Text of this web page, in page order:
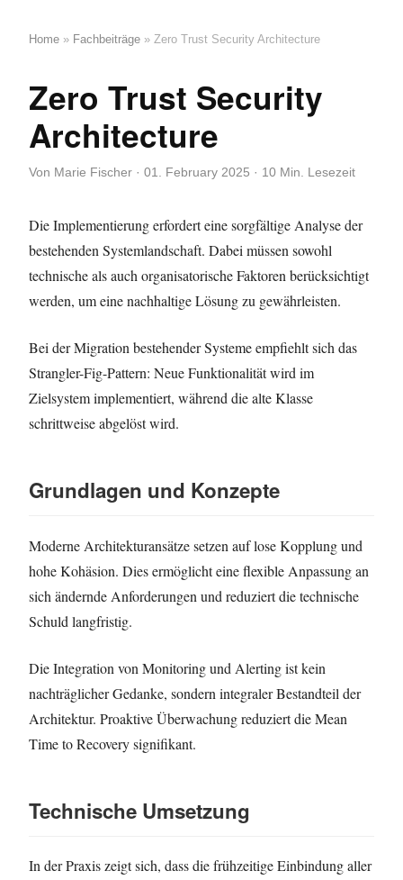
Home » Fachbeiträge » Zero Trust Security Architecture
Zero Trust Security
Architecture
Von Marie Fischer · 01. February 2025 · 10 Min. Lesezeit
Die Implementierung erfordert eine sorgfältige Analyse der
bestehenden Systemlandschaft. Dabei müssen sowohl
technische als auch organisatorische Faktoren berücksichtigt
werden, um eine nachhaltige Lösung zu gewährleisten.
Bei der Migration bestehender Systeme empfiehlt sich das
Strangler-Fig-Pattern: Neue Funktionalität wird im
Zielsystem implementiert, während die alte Klasse
schrittweise abgelöst wird.
Grundlagen und Konzepte
Moderne Architekturansätze setzen auf lose Kopplung und
hohe Kohäsion. Dies ermöglicht eine flexible Anpassung an
sich ändernde Anforderungen und reduziert die technische
Schuld langfristig.
Die Integration von Monitoring und Alerting ist kein
nachträglicher Gedanke, sondern integraler Bestandteil der
Architektur. Proaktive Überwachung reduziert die Mean
Time to Recovery signifikant.
Technische Umsetzung
In der Praxis zeigt sich, dass die frühzeitige Einbindung aller